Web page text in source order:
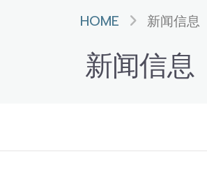
HOME 新闻信息
新闻信息